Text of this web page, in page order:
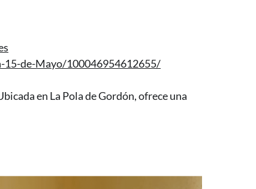
15-de-Mayo/100046954612655/
en La Pola de Gordón, ofrece una